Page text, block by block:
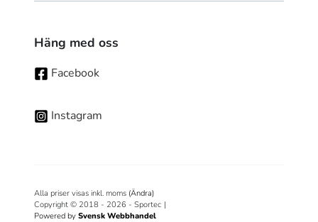
Häng med oss
Facebook
Instagram
Alla priser visas inkl. moms (Ändra)
Copyright © 2018 - 2026 - Sportec |
Powered by Svensk Webbhandel